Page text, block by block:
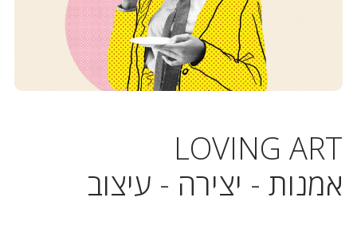
LOVING ART
אמנות - יצירה - עיצוב